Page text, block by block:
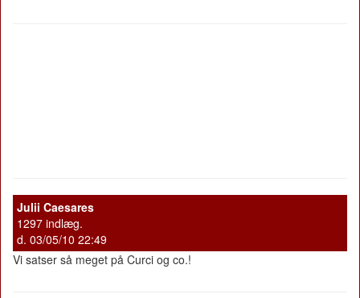
Julii Caesares
1297 indlæg.
d. 03/05/10 22:49
Vi satser så meget på Curci og co.!